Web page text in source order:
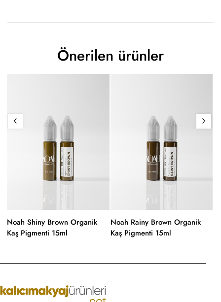
Önerilen ürünler
Noah Shiny Brown Organik
Kaş Pigmenti 15ml
Noah Rainy Brown Organik
Kaş Pigmenti 15ml